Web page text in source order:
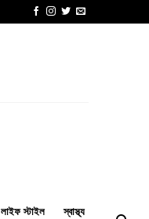
লাইফ স্টাইল
স্বাস্থ্য